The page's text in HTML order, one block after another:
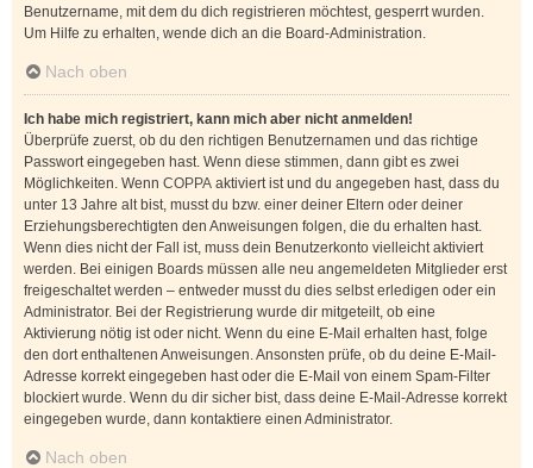
Benutzername, mit dem du dich registrieren möchtest, gesperrt wurden.
Um Hilfe zu erhalten, wende dich an die Board-Administration.
Nach oben
Ich habe mich registriert, kann mich aber nicht anmelden!
Überprüfe zuerst, ob du den richtigen Benutzernamen und das richtige
Passwort eingegeben hast. Wenn diese stimmen, dann gibt es zwei
Möglichkeiten. Wenn COPPA aktiviert ist und du angegeben hast, dass du
unter 13 Jahre alt bist, musst du bzw. einer deiner Eltern oder deiner
Erziehungsberechtigten den Anweisungen folgen, die du erhalten hast.
Wenn dies nicht der Fall ist, muss dein Benutzerkonto vielleicht aktiviert
werden. Bei einigen Boards müssen alle neu angemeldeten Mitglieder erst
freigeschaltet werden – entweder musst du dies selbst erledigen oder ein
Administrator. Bei der Registrierung wurde dir mitgeteilt, ob eine
Aktivierung nötig ist oder nicht. Wenn du eine E-Mail erhalten hast, folge
den dort enthaltenen Anweisungen. Ansonsten prüfe, ob du deine E-Mail-
Adresse korrekt eingegeben hast oder die E-Mail von einem Spam-Filter
blockiert wurde. Wenn du dir sicher bist, dass deine E-Mail-Adresse korrekt
eingegeben wurde, dann kontaktiere einen Administrator.
Nach oben